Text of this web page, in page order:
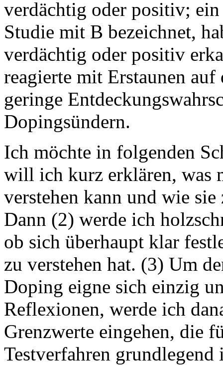
verdächtig oder positiv;
Studie mit B bezeichnet,
verdächtig oder positiv
reagierte mit Erstaunen
geringe
Dopingsün­dern.
Ich möchte in folgenden
will ich kurz erklären, was
verstehen kann und wie
Dann (2) werde ich
ob sich überhaupt klar
zu verstehen hat. (3) Um
Doping eigne sich einzig
Reflexionen, werde ich
Grenzwerte eingehen, die
Testverfahren